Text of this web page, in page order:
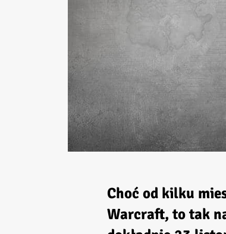
Choć od kilku
Warcraft, to tak